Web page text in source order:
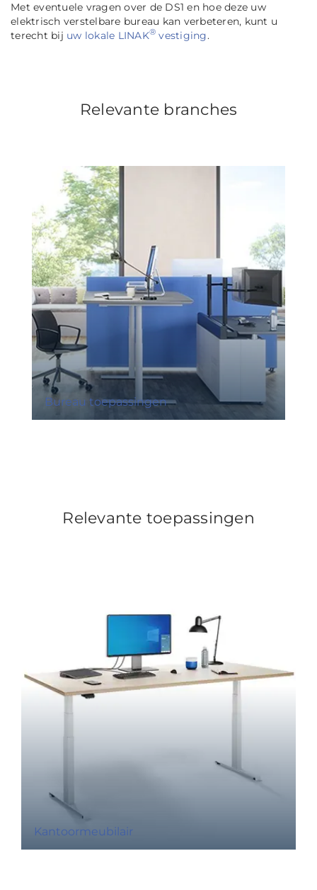
Met eventuele vragen over de DS1 en hoe deze uw
elektrisch verstelbare bureau kan verbeteren, kunt u
terecht bij uw lokale LINAK® vestiging.
Relevante branches
Bureau toepassingen
Relevante toepassingen
Kantoormeubilair